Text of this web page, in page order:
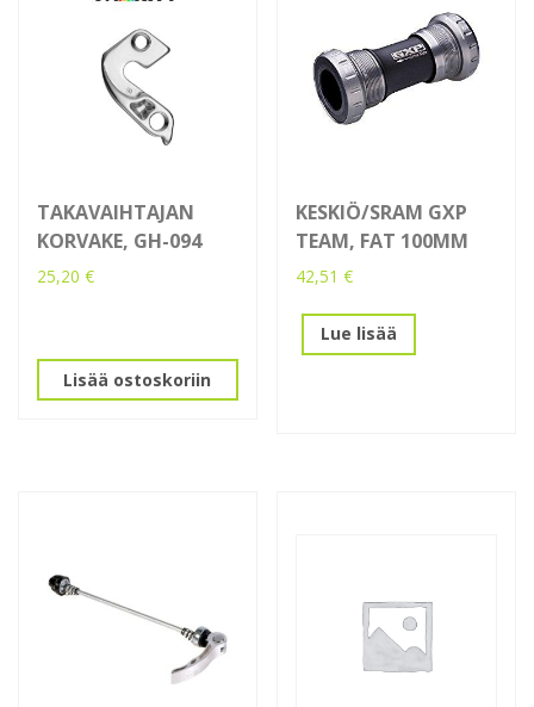
TAKAVAIHTAJAN
KORVAKE, GH-094
25,20 €
Lisää ostoskoriin
KESKIÖ/SRAM GXP
TEAM, FAT 100MM
42,51€
Lue lisää